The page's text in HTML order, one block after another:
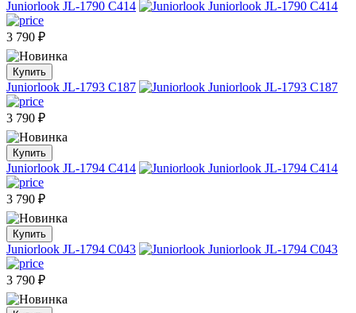
Juniorlook JL-1790 C414
3 790 ₽
Купить
Juniorlook JL-1793 C187
3 790 ₽
Купить
Juniorlook JL-1794 C414
3 790 ₽
Купить
Juniorlook JL-1794 C043
3 790 ₽